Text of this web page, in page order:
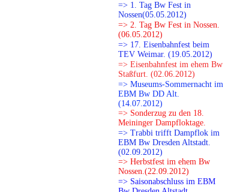
=> 1. Tag Bw Fest in
Nossen(05.05.2012)
=> 2. Tag Bw Fest in Nossen.
(06.05.2012)
=> 17. Eisenbahnfest beim
TEV Weimar. (19.05.2012)
=> Eisenbahnfest im ehem Bw
Staßfurt. (02.06.2012)
=> Museums-Sommernacht im
EBM Bw DD Alt.
(14.07.2012)
=> Sonderzug zu den 18.
Meininger Dampfloktage.
=> Trabbi trifft Dampflok im
EBM Bw Dresden Altstadt.
(02.09.2012)
=> Herbstfest im ehem Bw
Nossen.(22.09.2012)
=> Saisonabschluss im EBM